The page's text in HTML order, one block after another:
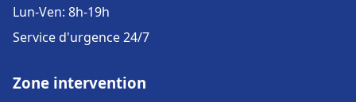
Lun-Ven: 8h-19h
Service d'urgence 24/7
Zone intervention